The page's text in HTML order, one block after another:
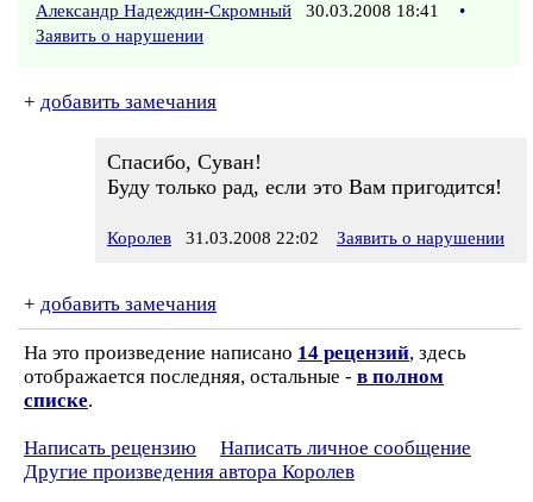
Александр Надеждин-Скромный 30.03.2008 18:41
•
Заявить о нарушении
+ добавить замечания
Спасибо, Суван!
Буду только рад, если это Вам пригодится!
Королев 31.03.2008 22:02 Заявить о нарушении
+ добавить замечания
На это произведение написано 14 рецензий, здесь
отображается последняя, остальные - в полном
списке.
Написать рецензию
Написать личное сообщение
Другие произведения автора Королев